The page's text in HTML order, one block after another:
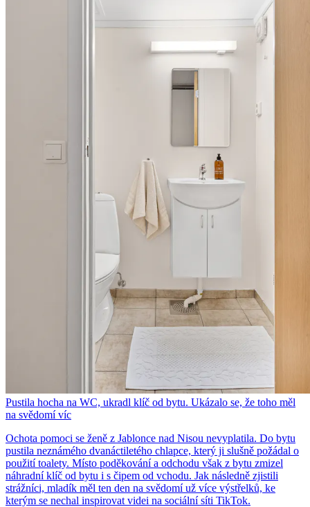
Pustila hocha na WC, ukradl klíč od bytu. Ukázalo se, že toho měl
na svědomí víc
Ochota pomoci se ženě z Jablonce nad Nisou nevyplatila. Do bytu
pustila neznámého dvanáctiletého chlapce, který ji slušně požádal o
použití toalety. Místo poděkování a odchodu však z bytu zmizel
náhradní klíč od bytu i s čipem od vchodu. Jak následně zjistili
strážníci, mladík měl ten den na svědomí už více výstřelků, ke
kterým se nechal inspirovat videi na sociální síti TikTok.